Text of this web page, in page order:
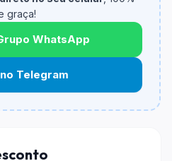
de itens participantes
especificos podem
graça!
WhatsApp
Telegram